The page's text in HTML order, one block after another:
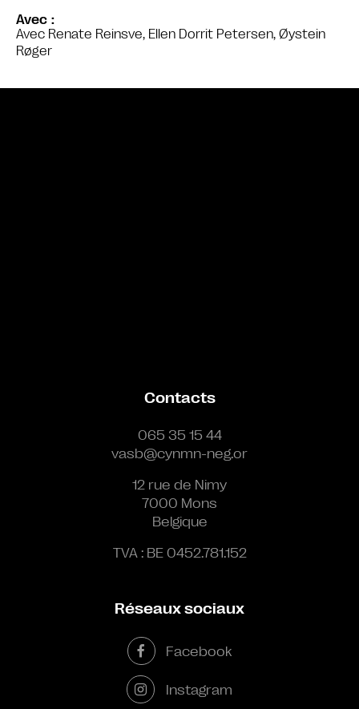
Avec
Avec Renate Reinsve, Ellen Dorrit Petersen, Øystein
Røger
Contacts
065 35 15 44
vasb@cynmn-neg.or
12 rue de Nimy
7000 Mons
Belgique
TVA : BE 0452.781.152
Réseaux sociaux
Facebook
Instagram